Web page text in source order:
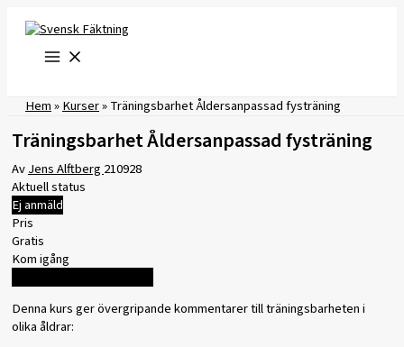
innehåll
Hem»Kurser»Träningsbarhet Åldersanpassad fysträning
Träningsbarhet Åldersanpassad fysträning
AvJens Alftberg210928
Aktuell status
Ej anmäld
Pris
Gratis
Kom igång
Denna kurs ger övergripande kommentarer till träningsbarheten i
olika åldrar: